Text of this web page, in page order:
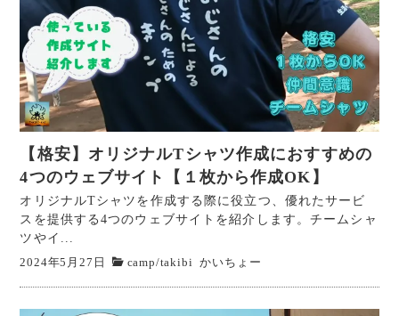
【格安】オリジナルTシャツ作成におすすめの
4つのウェブサイト【１枚から作成OK】
オリジナルTシャツを作成する際に役立つ、優れたサービ
スを提供する4つのウェブサイトを紹介します。チームシャ
ツやイ...
2024年5月27日 camp/takibi かいちょー